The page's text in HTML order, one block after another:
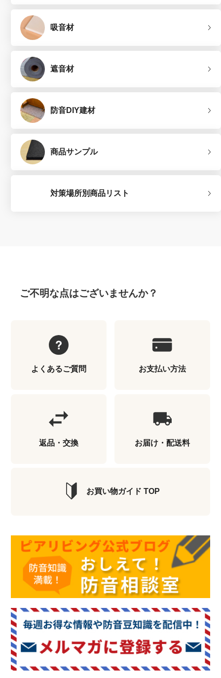
吸音材
遮音材
防音DIY建材
商品サンプル
対策場所別商品リスト
ご不明な点はございませんか？
よくあるご質問 お支払い方法
返品・交換 お届け・配送料
お買い物ガイド TOP